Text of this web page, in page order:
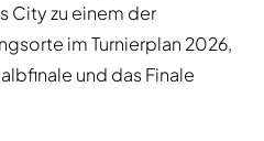
City zu einem der
im Turnierplan 2026,
und das Finale